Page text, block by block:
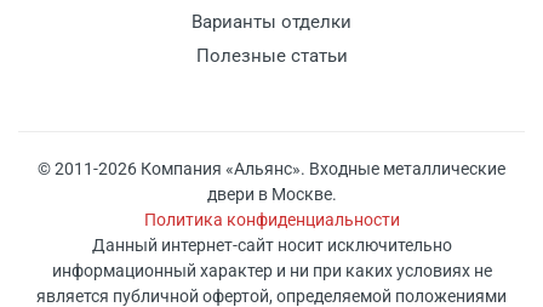
Варианты отделки
Полезные статьи
© 2011-2026 Компания «Альянс». Входные металлические
двери в Москве.
Политика конфиденциальности
Данный интернет-сайт носит исключительно
информационный характер и ни при каких условиях не
является публичной офертой, определяемой положениями